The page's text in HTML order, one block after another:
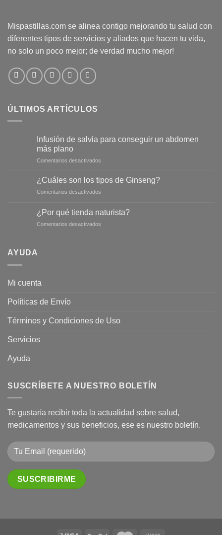
Mispastillas.com se alinea contigo mejorando tu salud con
diferentes tipos de servicios y aliados que hacen tu vida,
no solo un poco mejor; de verdad mucho mejor!
ÚLTIMOS ARTÍCULOS
Infusión de salvia para conseguir un abdomen
más plano
Comentarios desactivados
salvia
un
¿Cuáles son los tipos de Ginseng?
Comentarios desactivados
los
¿Por qué tienda naturista?
Comentarios desactivados
AYUDA
Mi cuenta
Políticas de Envío
Términos y Condiciones de Uso
Servicios
Ayuda
SUSCRÍBETE A NUESTRO BOLETÍN
Te gustaría recibir toda la actualidad sobre salud,
medicamentos y sus beneficios, ese es nuestro boletín.